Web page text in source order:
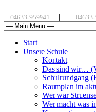
04633-959941 |
Start
Unsere Schule
Kontakt
Das sind wir…
Schulrundgang
Raumplan im
Wer war
Wer macht was